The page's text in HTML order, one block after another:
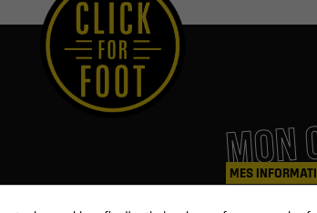
MON
MES